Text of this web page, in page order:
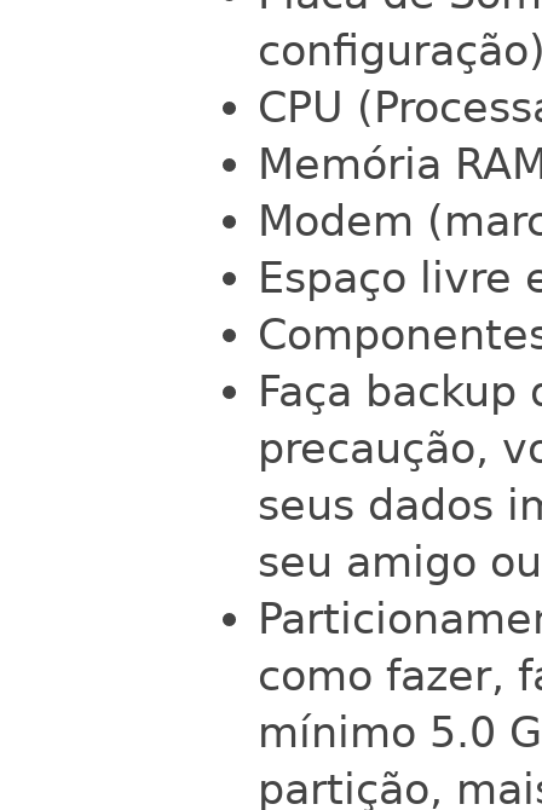
CPU
Memória
Modem
Espaço livre
Faça backup
precaução,
seus dados
seu amigo
como fazer,
mínimo 5.0
partição,